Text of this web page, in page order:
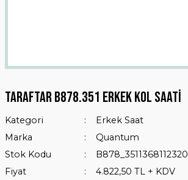
Taraftar B878.351 Erkek Kol Saati
Kategori
Erkek Saat
Marka
Quantum
Stok Kodu
B878_3511368112320
Fiyat
4.822,50 TL + KDV